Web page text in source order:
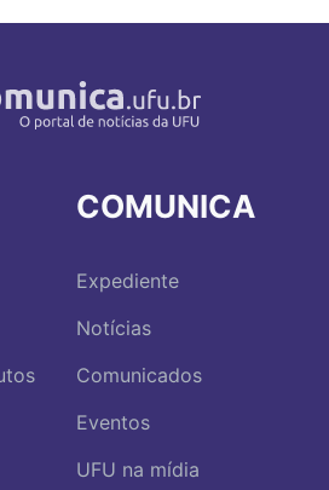
COMUNICA
Expediente
Notícias
Comunicados
Eventos
UFU na mídia